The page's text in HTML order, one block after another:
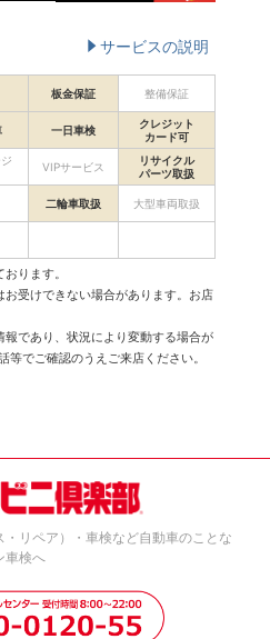
サービスの説明
板金保証 整備保証
一日車検
クレジット
カード可
VIPサービス
リサイクル
パーツ取扱
二輪車取扱 大型車両取扱
ります。
受けできない場合があります。お店
であり、状況により変動する場合が
等でご確認のうえご来店ください。
リペア）・車検など自動車のことな
車検へ